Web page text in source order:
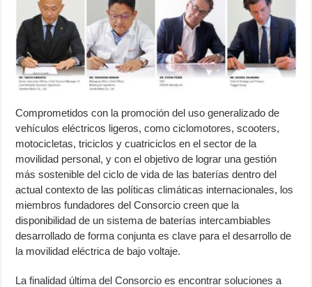
Comprometidos con la promoción del uso generalizado de
vehículos eléctricos ligeros, como ciclomotores, scooters,
motocicletas, triciclos y cuatriciclos en el sector de la
movilidad personal, y con el objetivo de lograr una gestión
más sostenible del ciclo de vida de las baterías dentro del
actual contexto de las políticas climáticas internacionales, los
miembros fundadores del Consorcio creen que la
disponibilidad de un sistema de baterías intercambiables
desarrollado de forma conjunta es clave para el desarrollo de
la movilidad eléctrica de bajo voltaje.
La finalidad última del Consorcio es encontrar soluciones a